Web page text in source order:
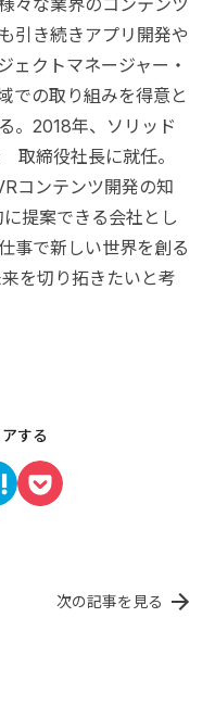
引き続きアプリ開発や
ェクトマネージャー・
での取り組みを得意と
。2018年、ソリッド
取締役社長に就任。
コンテンツ開発の知
提案できる会社とし
事で新しい世界を創る
を切り拓きたいと考
する
次の記事を見る